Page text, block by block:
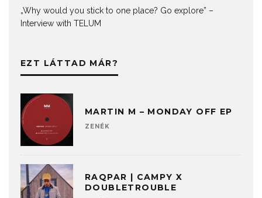
„Why would you stick to one place? Go explore” –
Interview with TELUM
EZT LÁTTAD MÁR?
MARTIN M – MONDAY OFF EP
ZENÉK
RAQPAR | CAMPY X
DOUBLETROUBLE